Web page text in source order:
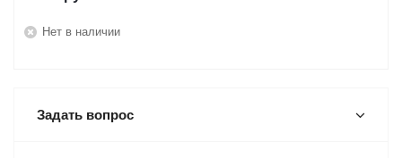
Нет в наличии
Задать вопрос